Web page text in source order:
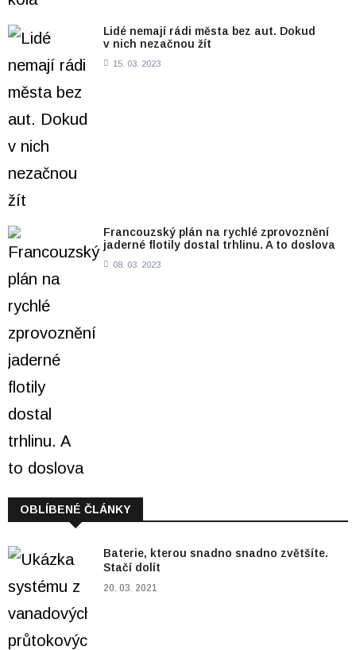
Lidé nemají rádi města bez aut. Dokud
v nich nezačnou žít
15. 03. 2023
Francouzský plán na rychlé zprovoznění
jaderné flotily dostal trhlinu. A to doslova
08. 03. 2023
OBLÍBENÉ ČLÁNKY
Baterie, kterou snadno snadno zvětšíte.
Stačí dolít
20. 03. 2021